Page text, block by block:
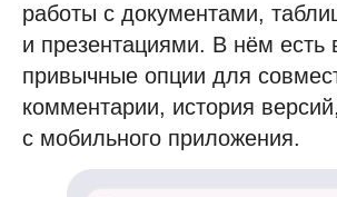
работы с документами,
и презентациями. В нём есть
привычные опции для
комментарии, история
с мобильного приложения.